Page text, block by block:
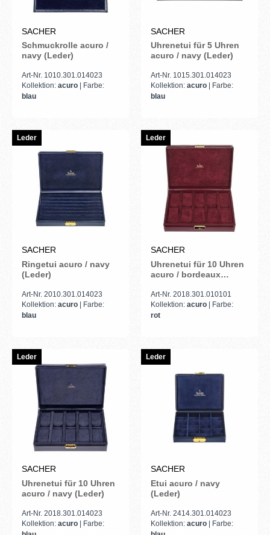
SACHER
Schmuckrolle acuro /
navy (Leder)
Art-Nr. 1010.301.014023
Kollektion: acuro
| Farbe:
blau
SACHER
Uhrenetui für 5 Uhren
acuro / navy (Leder)
Art-Nr. 1015.301.014023
Kollektion: acuro
| Farbe:
blau
Leder
SACHER
Ringetui acuro / navy
(Leder)
Art-Nr. 2010.301.014023
Kollektion: acuro
| Farbe:
blau
Leder
SACHER
Uhrenetui für 10 Uhren
acuro / bordeaux
Art-Nr. 2018.301.010101
Kollektion: acuro
| Farbe:
rot
Leder
SACHER
Uhrenetui für 10 Uhren
acuro / navy (Leder)
Art-Nr. 2018.301.014023
Kollektion: acuro
| Farbe:
Leder
SACHER
Etui acuro / navy
(Leder)
Art-Nr. 2414.301.014023
Kollektion: acuro
| Farbe: